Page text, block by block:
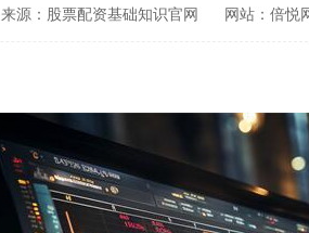
来源：股票配资基础知识官网 网站：倍悦